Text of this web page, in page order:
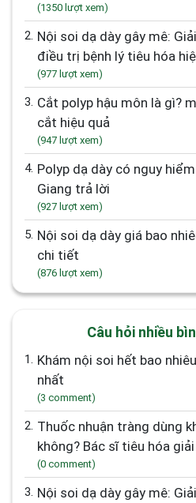
(1350 lượt xem)
2. Nội soi dạ dày gây mê: Giải pháp chẩn đoán và
điều trị bệnh lý tiêu hóa
(977 lượt xem)
3. Cắt polyp hậu môn là gì? một số phương pháp
cắt hiệu quả
(947 lượt xem)
4. Polyp dạ dày có nguy hiểm không? TS. BS Đỗ Anh
Giang trả lời
(927 lượt xem)
5. Nội soi dạ dày giá bao nhiêu? Cập nhật bảng giá
chi tiết
(876 lượt xem)
Câu hỏi nhiều
1.
Khám nội soi hết bao nhiêu tiền? bảng giá mới
nhất
(3 comment)
2. Thuốc nhuận tràng dùng khi nào và có an toàn
không? Bác sĩ tiêu hóa
(0 comment)
3. Nội soi dạ dày gây mê: Giải pháp chẩn đoán và